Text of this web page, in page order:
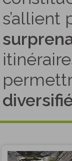
s’allient